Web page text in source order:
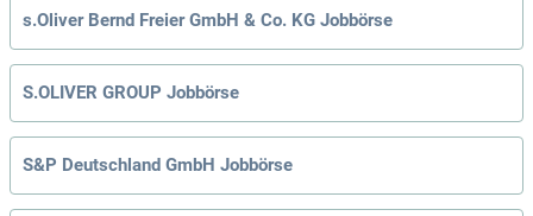
s.Oliver Bernd Freier GmbH & Co. KG Jobbörse
S.OLIVER GROUP Jobbörse
S&P Deutschland GmbH Jobbörse